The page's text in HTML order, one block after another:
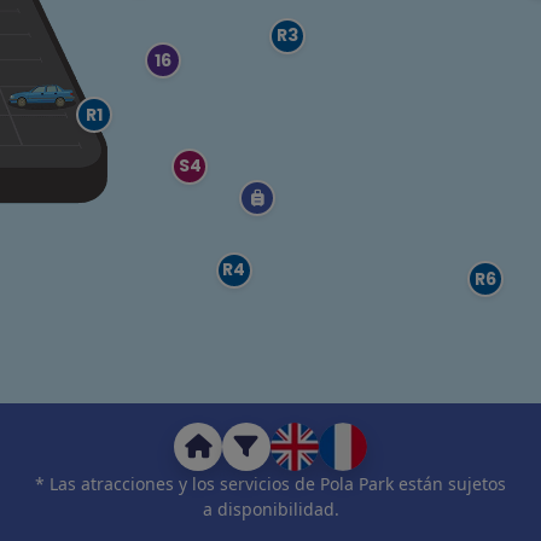
16
R1
R3
R4 R6
S4
* Las atracciones y los servicios de Pola Park están sujetos
a disponibilidad.